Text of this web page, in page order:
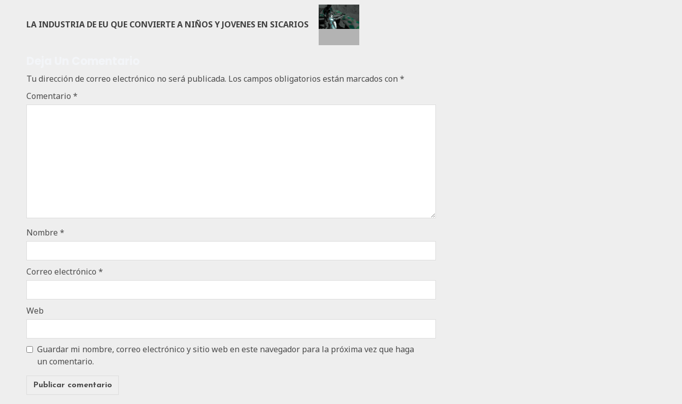
LA INDUSTRIA DE EU QUE CONVIERTE A NIÑOS Y JOVENES EN SICARIOS
Tu dirección de correo electrónico no será publicada. Los campos obligatorios están marcados con *
Comentario *
Nombre *
Correo electrónico *
Web
Guardar mi nombre, correo electrónico y sitio web en este navegador para la próxima vez que haga
un comentario.